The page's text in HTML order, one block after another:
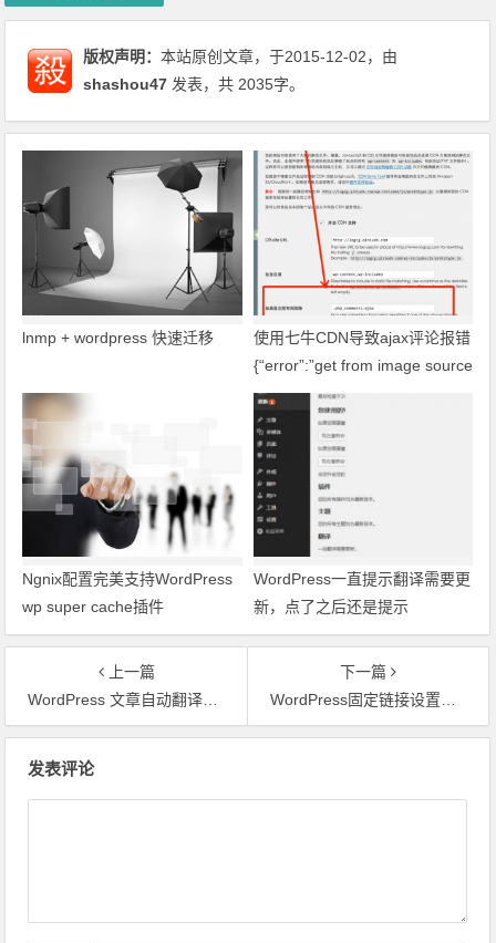
版权声明：本站原创文章，于2015-12-02，由
shashou47 发表，共 2035字。
lnmp + wordpress 快速迁移
使用七牛CDN导致ajax评论报错
{“error”:”get from image source
failed: E405″}
Ngnix配置完美支持WordPress
wp super cache插件
WordPress一直提示翻译需要更
新，点了之后还是提示
上一篇
WordPress 文章自动翻译英文别名
下一篇
WordPress固定链接设置的几种方法
发表评论